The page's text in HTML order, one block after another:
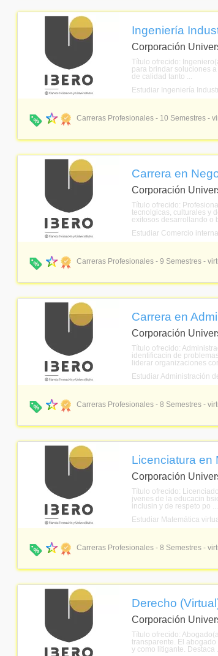
Ingeniería
Corporación
Título ofrecido:
para brindar soluciones
de calidad tanto ...
Estudiar Ingeniería
Carreras Profesionales - 10 Semestres -
Carrera en
Corporación
Título ofrecido:
tecnolgicas, culturales y
exitosos desarrollando o
Estudiar Comercio
Carreras Profesionales - 9 Semestres -
Carrera en
Corporación
Título ofrecido:
identificacin de
liderar organizaciones
Estudiar Administración
Carreras Profesionales - 8 Semestres -
Licenciatura en
Corporación
Título ofrecido:
jvenes de la educacin
inclusin y de respeto po ...
Estudiar Matemática
Carreras Profesionales - 8 Semestres -
Derecho
Corporación
Título ofrecido:
transparente. El
y como litigante. Destaca